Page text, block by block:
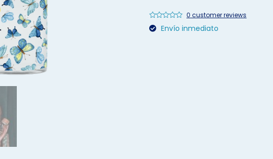
Rated
0
0 customer reviews
Envío inmediato